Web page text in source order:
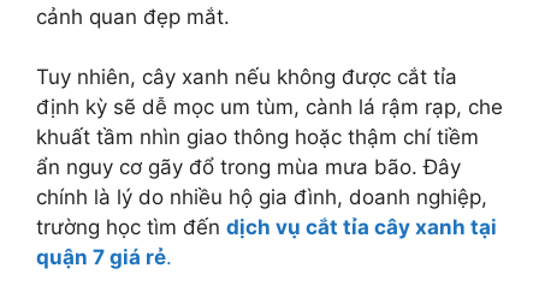
cảnh quan đẹp mắt.
Tuy nhiên, cây xanh nếu không được cắt tỉa
định kỳ sẽ dễ mọc um tùm, cành lá rậm rạp, che
khuất tầm nhìn giao thông hoặc thậm chí tiềm
ẩn nguy cơ gãy đổ trong mùa mưa bão. Đây
chính là lý do nhiều hộ gia đình, doanh nghiệp,
trường học tìm đến dịch vụ cắt tỉa cây xanh tại
quận 7 giá rẻ.